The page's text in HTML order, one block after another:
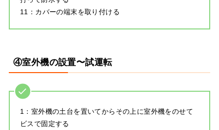
11：カバーの端末を取り付ける
④室外機の設置〜試運転
1：室外機の土台を置いてからその上に室外機をのせて
ビスで固定する